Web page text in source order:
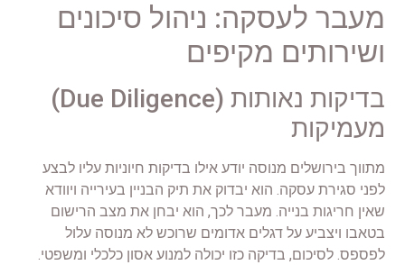
מעבר לעסקה: ניהול סיכונים
ושירותים מקיפים
בדיקות נאותות (Due Diligence)
מעמיקות
מתווך בירושלים מנוסה יודע אילו בדיקות חיוניות עליו לבצע
לפני סגירת עסקה. הוא יבדוק את תיק הבניין בעירייה ויוודא
שאין חריגות בנייה. מעבר לכך, הוא יבחן את מצב הרישום
בטאבו ויצביע על דגלים אדומים שרוכש לא מנוסה עלול
לפספס. לסיכום, בדיקה כזו יכולה למנוע אסון כלכלי ומשפטי.